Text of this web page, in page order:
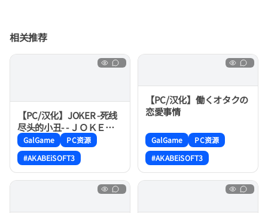
相关推荐
【PC/汉化】JOKER -死线
尽头的小丑- - ＪＯＫＥＲ -
死線の果ての道化師-
GalGame
PC资源
#AKABEiSOFT3
【PC/汉化】働くオタクの
恋愛事情
GalGame
PC资源
#AKABEiSOFT3